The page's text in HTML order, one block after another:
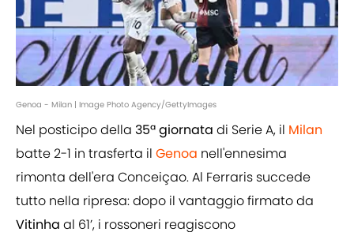
Genoa - Milan | Image Photo Agency/GettyImages
Nel posticipo della 35ª giornata di Serie A, il Milan
batte 2-1 in trasferta il Genoa nell'ennesima
rimonta dell'era Conceiçao. Al Ferraris succede
tutto nella ripresa: dopo il vantaggio firmato da
Vitinha al 61’, i rossoneri reagiscono